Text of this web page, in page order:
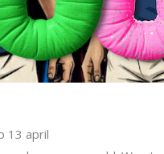
13 april